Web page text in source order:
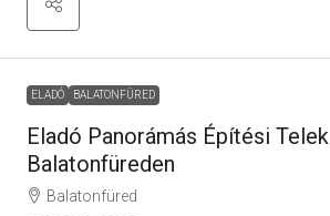
ELADÓ BALATONFÜRED
Eladó Panorámás Építési Telek
Balatonfüreden
Balatonfüred